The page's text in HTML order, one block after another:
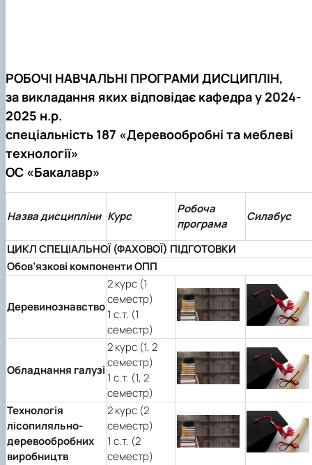
РОБОЧІ НАВЧАЛЬНІ ПРОГРАМИ ДИСЦИПЛІН,
за викладання яких відповідає кафедра у 2024-
2025 н.р.
спеціальність 187 «Деревообробні та меблеві
технології»
ОС «Бакалавр»
Назва дисципліни Курс
Робоча
програма
Силабус
ЦИКЛ СПЕЦІАЛЬНОЇ (ФАХОВОЇ) ПІДГОТОВКИ
Обов’язкові компоненти ОПП
Деревинознавство
2 курс (1
семестр)
1 с.т. (1
семестр)
Обладнання галузі
2 курс (1, 2
семестр)
1 с.т. (1, 2
семестр)
Технологія
лісопиляльно-
деревообробних
виробництв
2 курс (2
семестр)
1 с.т. (2
семестр)